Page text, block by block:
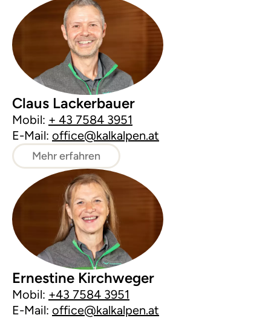
Claus Lackerbauer
Mobil: + 43 7584 3951
E-Mail: office@kalkalpen.at
Mehr erfahren
Ernestine Kirchweger
Mobil: +43 7584 3951
E-Mail: office@kalkalpen.at